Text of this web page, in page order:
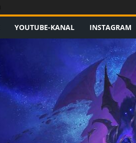
YOUTUBE-KANAL INSTAGRAM